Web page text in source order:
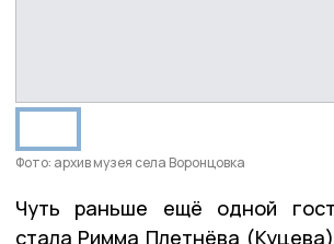
Фото: архив музея села Воронцовка
Чуть раньше ещё одной
стала Римма Плетнёва